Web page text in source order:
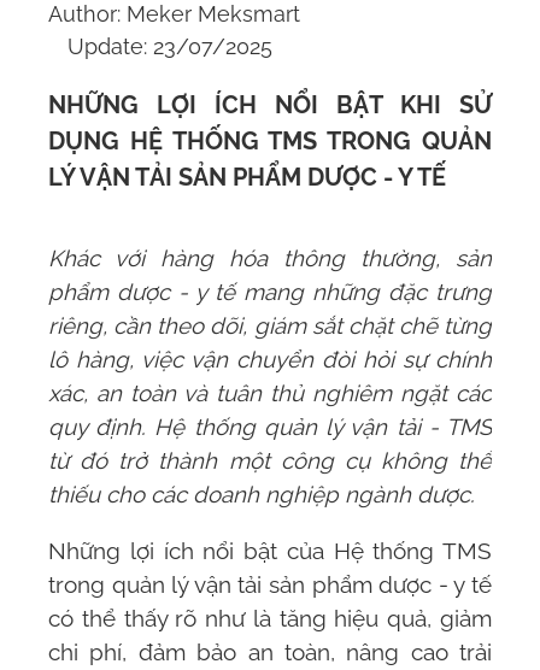
Author: Meker Meksmart
Update: 23/07/2025
NHỮNG LỢI ÍCH NỔI BẬT KHI SỬ
DỤNG HỆ THỐNG TMS TRONG QUẢN
LÝ VẬN TẢI SẢN PHẨM DƯỢC - Y TẾ
Khác với hàng hóa thông thường, sản
phẩm dược - y tế mang những đặc trưng
riêng, cần theo dõi, giám sắt chặt chẽ từng
lô hàng, việc vận chuyển đòi hỏi sự chính
xác, an toàn và tuân thủ nghiêm ngặt các
quy định. Hệ thống quản lý vận tải - TMS
từ đó trở thành một công cụ không thể
thiếu cho các doanh nghiệp ngành dược.
Những lợi ích nổi bật của Hệ thống TMS
trong quản lý vận tải sản phẩm dược - y tế
có thể thấy rõ như là tăng hiệu quả, giảm
chi phí, đảm bảo an toàn, nâng cao trải
GỬI YÊU CẦU